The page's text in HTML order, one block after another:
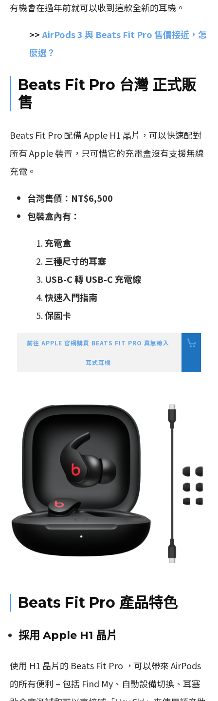
有機會在過年前就可以收到這款全新的耳機。
>>AirPods 3 與 Beats Fit Pro 售價接近，怎
麼選？
Beats Fit Pro 台灣 正式販
售
Beats Fit Pro 配備 Apple H1 晶片，可以快速配對
所有 Apple 裝置，只可惜它的充電盒沒有支援無線
充電。
台灣售價：NT$6,500
包裝盒內有：
充電盒
三種尺寸的耳塞
USB-C 轉 USB-C 充電線
快速入門指南
保固卡
前往 APPLE 官網購買 BEATS FIT PRO 真無線入
耳式耳機
Beats Fit Pro 產品特色
採用 Apple H1 晶片
使用 H1 晶片的 Beats Fit Pro ，可以帶來 AirPods
的所有便利 – 包括 Find My、自動設備切換、耳塞